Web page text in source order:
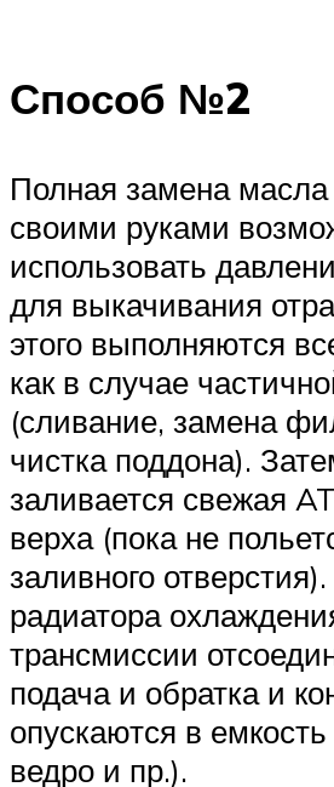
Способ №2
Полная замена
своими руками
использовать
для выкачивания
этого выполняются
как в случае
(сливание, замена
чистка поддона).
заливается свежая
верха (пока не
заливного
радиатора
трансмиссии
подача и обратка и
опускаются в
ведро и пр.).